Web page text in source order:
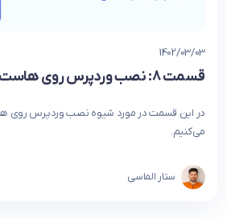
1402/03/03
قسمت 8: نصب وردپرس روی هاست CPanel
در این قسمت در مورد شیوه نصب وردپرس
می‌کنیم.
ستار الماسی